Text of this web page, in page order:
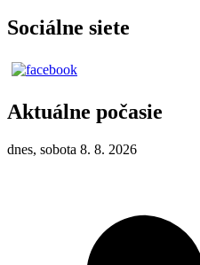
Sociálne siete
Aktuálne počasie
dnes, sobota 8. 8. 2026